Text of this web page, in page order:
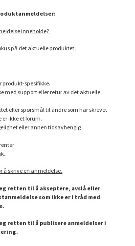
inneholde?
på det aktuelle produktet.
produkt-spesifikke.
med support eller retur av det aktuelle
eller spørsmål til andre som har skrevet
er ikke et forum.
eller annen tidsavhengig
å skrive en anmeldelse.
retten til å akseptere, avslå eller
som ikke er i tråd med
retten til å publisere anmeldelser i